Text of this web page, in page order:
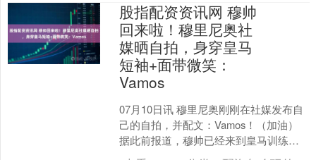
股指配资资讯网 穆帅
回来啦！穆里尼奥社
媒晒自拍，身穿皇马
短袖+面带微笑：
Vamos
07月10日讯 穆里尼奥刚刚在社媒发布自
己的自拍，并配文：Vamos！（加油）
据此前报道，穆帅已经来到皇马训练基
地，正式开始自己新的皇马执教生涯。